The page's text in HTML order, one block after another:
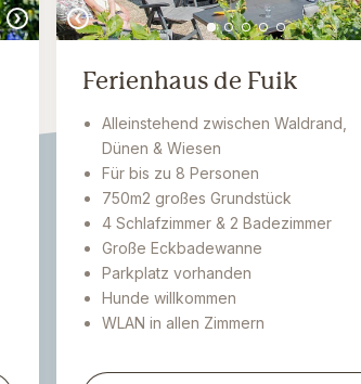
Ferienhaus de Fuik
Alleinstehend zwischen Waldrand,
Dünen & Wiesen
Für bis zu 8 Personen
750m2 großes Grundstück
4 Schlafzimmer & 2 Badezimmer
Große Eckbadewanne
Parkplatz vorhanden
Hunde willkommen
WLAN in allen Zimmern